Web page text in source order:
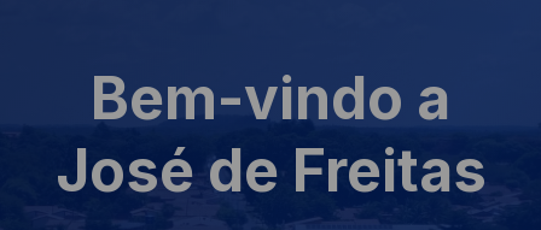
Bem-vindo a
José de Freitas